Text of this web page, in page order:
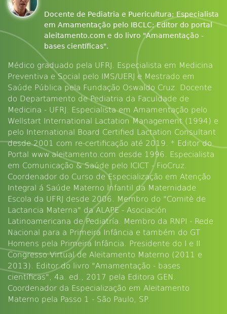
Docente de Pediatria e Puericultura; Especialista
em Amamentação pelo IBCLC; Editor do portal
aleitamento.com e do livro "Amamentação -
bases científicas".
Médico graduado pela UFRJ. Especialista em Medicina
Preventiva e Social pelo IMS/UERJ e Mestrado em
Saúde Pública pela Fundação Oswaldo Cruz. Docente
do Departamento de Pediatria da Faculdade de
Medicina - UFRJ. Especialista em Amamentação pelo
Wellstart International Lactation Management (1994) e
pelo International Board Certified Lactation Consultant
desde 2001 com re-certificação até 2019. * Editor do
Portal www.aleitamento.com desde 1996. Especialista
em Comunicação & Saúde pelo ICICT - FioCruz.
Coordenador do Curso de Especialização em Atenção
Integral á Saúde Materno Infantil da Maternidade
Escola da UFRJ desde 2006. Membro do "Comitè de
Lactancia Materna" da ALAPE - Asociación
Latinoamericana de Pediatría. Membro da RNPI - Rede
Nacional para a Primeira Infância e também do GT
Homens pela Primeira Infância. Presidente do I e II
Congresso Virtual de Aleitamento Materno (2011 e
2013). Editor do livro "Amamentação - bases
científicas", 4a. ed., 2017 pela Editora GEN.
Coordenador da Especialização em Aleitamento
Materno pela Passo 1 - São Paulo, SP.